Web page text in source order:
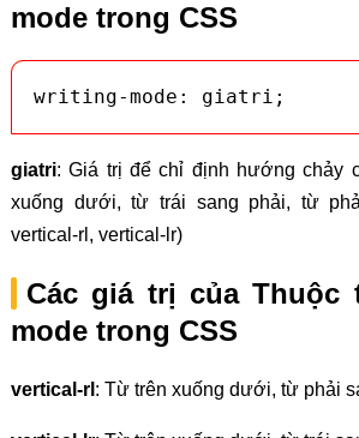
mode trong CSS
writing-mode: giatri;
giatri: Giá trị để chỉ định hướng chảy
xuống dưới, từ trái sang phải, từ
vertical-rl, vertical-lr)
Các giá trị của Thuộc
mode trong CSS
vertical-rl : Từ trên xuống dưới, từ phải